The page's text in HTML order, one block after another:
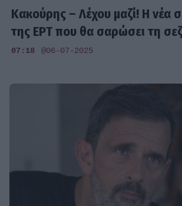
Κακούρης – Λέχου μαζί! Η νέα
της ΕΡΤ που θα σαρώσει τη
07:18 @06-07-2025